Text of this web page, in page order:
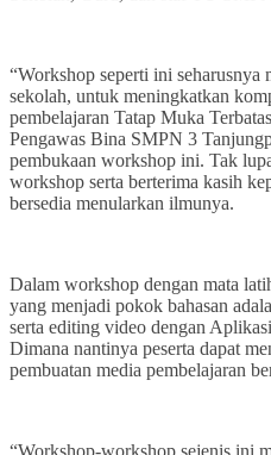
“Workshop seperti ini
sekolah, untuk meningkatkan
pembelajaran Tatap Muka
Pengawas Bina SMPN 3
pembukaan workshop ini. Tak
workshop serta berterima kasih
bersedia menularkan ilmunya.
Dalam workshop dengan mata
yang menjadi pokok bahasan
serta editing video dengan
Dimana nantinya peserta dapat
pembuatan media pembelajaran